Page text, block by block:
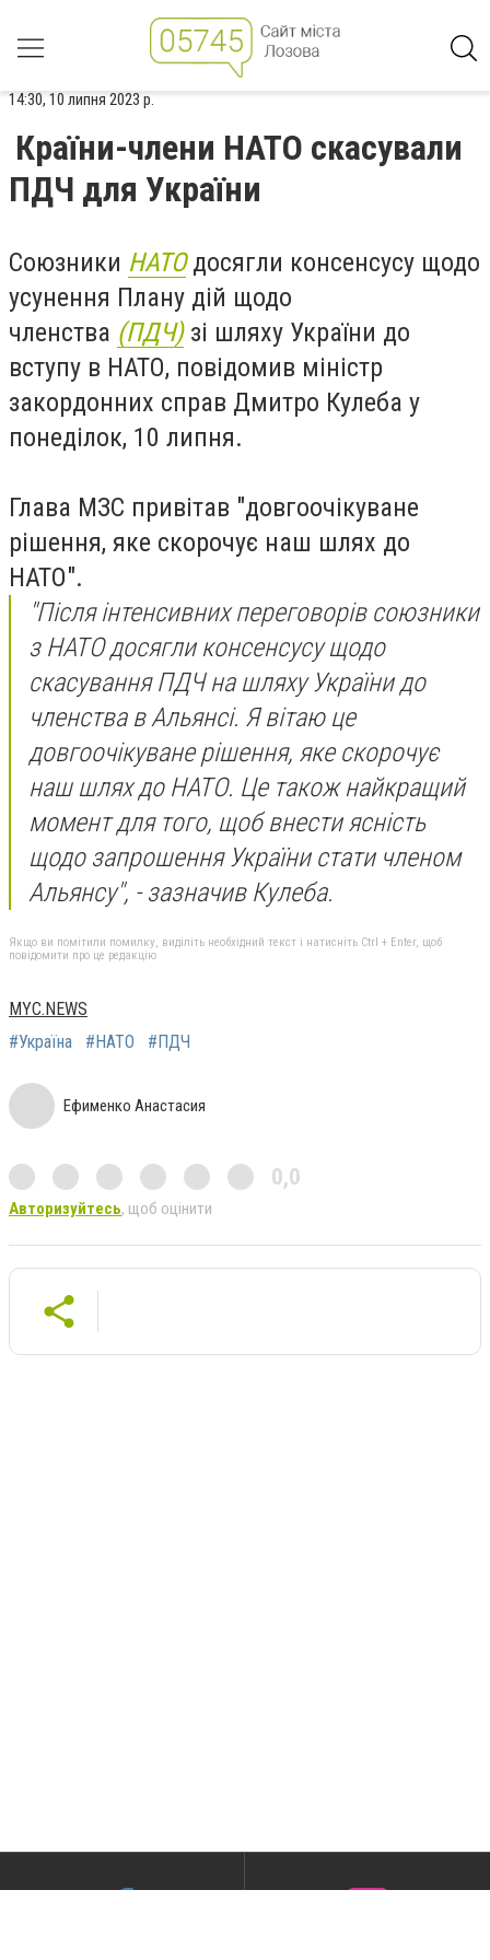
14:30, 10 липня 2023 р.
Країни-члени НАТО скасували
ПДЧ для України
Союзники НАТОдосягли консенсусу щодо
усунення Плану дій щодо
членства (ПДЧ)зі шляху України до
вступу в НАТО, повідомив міністр
закордонних справ Дмитро Кулеба у
понеділок, 10 липня.
Глава МЗС привітав "довгоочікуване
рішення, яке скорочує наш шлях до
НАТО".
"Після інтенсивних переговорів союзники
з НАТО досягли консенсусу щодо
скасування ПДЧ на шляху України до
членства в Альянсі. Я вітаю це
довгоочікуване рішення, яке скорочує
наш шлях до НАТО. Це також найкращий
момент для того, щоб внести ясність
щодо запрошення України стати членом
Альянсу", - зазначив Кулеба.
Якщо ви помітили помилку, виділіть необхідний текст і натисніть Ctrl + Enter, щоб
повідомити про це редакцію
MYC.NEWS
#Україна
#НАТО #ПДЧ
Ефименко Анастасия
0,0
Авторизуйтесь, щоб оцінити